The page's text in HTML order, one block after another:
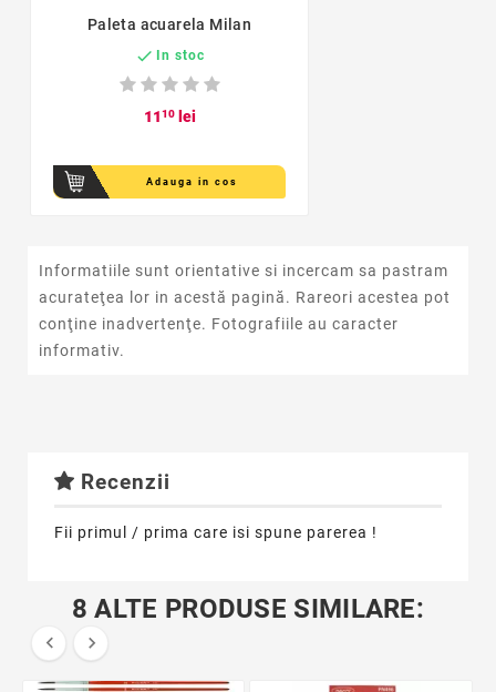
Paleta acuarela Milan
 In stoc
1110lei
Adauga in cos
Informatiile sunt orientative si incercam sa pastram
acurateţea lor in acestă pagină. Rareori acestea pot
conţine inadvertenţe. Fotografiile au caracter
informativ.
Recenzii
Fii primul / prima care isi spune parerea !
8 ALTE PRODUSE SIMILARE:
 